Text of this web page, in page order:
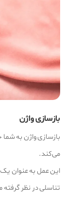
بازسازی واژن
بازسازی واژن به
می‌کند.
این عمل به عنوان یک
تناسلی در نظر